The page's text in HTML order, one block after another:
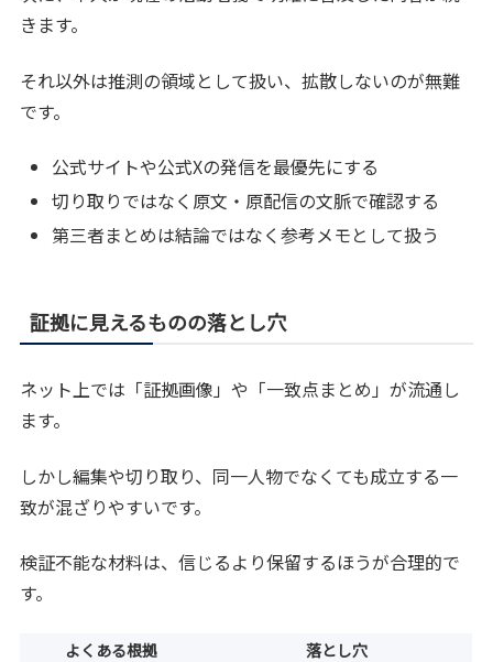
きます。
それ以外は推測の領域として扱い、拡散しないのが無難
です。
公式サイトや公式Xの発信を最優先にする
切り取りではなく原文・原配信の文脈で確認する
第三者まとめは結論ではなく参考メモとして扱う
証拠に見えるものの落とし穴
ネット上では「証拠画像」や「一致点まとめ」が流通し
ます。
しかし編集や切り取り、同一人物でなくても成立する一
致が混ざりやすいです。
検証不能な材料は、信じるより保留するほうが合理的で
す。
よくある根拠 落とし穴